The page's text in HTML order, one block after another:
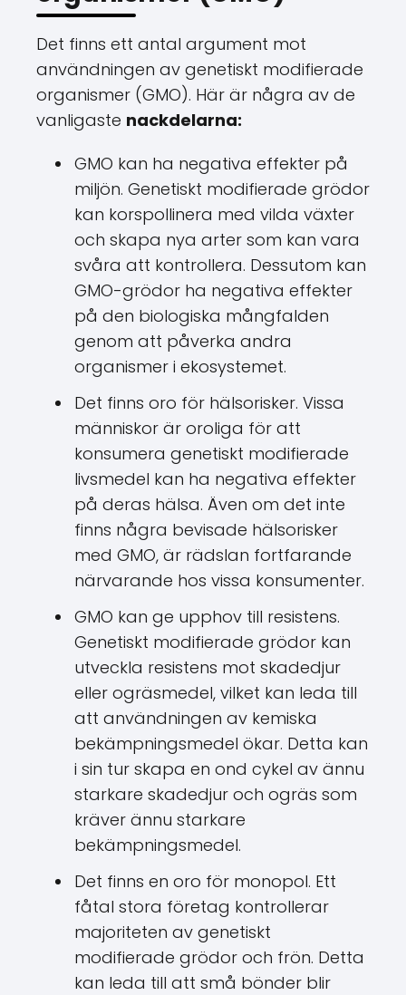
Det finns ett antal argument mot
användningen av genetiskt modifierade
organismer (GMO). Här är några av de
vanligaste nackdelarna:
GMO kan ha negativa effekter på
miljön. Genetiskt modifierade grödor
kan korspollinera med vilda växter
och skapa nya arter som kan vara
svåra att kontrollera. Dessutom kan
GMO-grödor ha negativa effekter
på den biologiska mångfalden
genom att påverka andra
organismer i ekosystemet.
Det finns oro för hälsorisker. Vissa
människor är oroliga för att
konsumera genetiskt modifierade
livsmedel kan ha negativa effekter
på deras hälsa. Även om det inte
finns några bevisade hälsorisker
med GMO, är rädslan fortfarande
närvarande hos vissa konsumenter.
GMO kan ge upphov till resistens.
Genetiskt modifierade grödor kan
utveckla resistens mot skadedjur
eller ogräsmedel, vilket kan leda till
att användningen av kemiska
bekämpningsmedel ökar. Detta kan
i sin tur skapa en ond cykel av ännu
starkare skadedjur och ogräs som
kräver ännu starkare
bekämpningsmedel.
Det finns en oro för monopol. Ett
fåtal stora företag kontrollerar
majoriteten av genetiskt
modifierade grödor och frön. Detta
kan leda till att små bönder blir